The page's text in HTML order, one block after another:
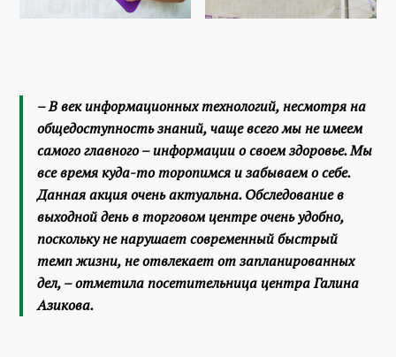
– В век информационных технологий, несмотря на
общедоступность знаний, чаще всего мы не имеем
самого главного – информации о своем здоровье. Мы
все время куда-то торопимся и забываем о себе.
Данная акция очень актуальна. Обследование в
выходной день в торговом центре очень удобно,
поскольку не нарушает современный быстрый
темп жизни, не отвлекает от запланированных
дел, – отметила посетительница центра Галина
Азикова.